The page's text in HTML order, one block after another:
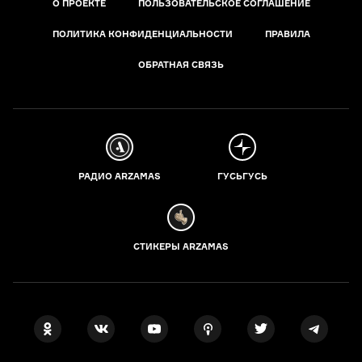
О ПРОЕКТЕ ПОЛЬЗОВАТЕЛЬСКОЕ СОГЛАШЕНИЕ
ПОЛИТИКА КОНФИДЕНЦИАЛЬНОСТИ ПРАВИЛА
ОБРАТНАЯ СВЯЗЬ
РАДИО ARZAMAS ГУСЬГУСЬ
СТИКЕРЫ ARZAMAS